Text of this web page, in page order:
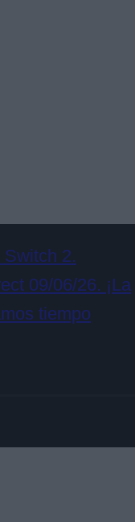
2.
09/06/26. ¡La
tiempo